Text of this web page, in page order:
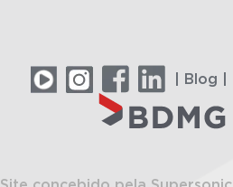
| Blog |